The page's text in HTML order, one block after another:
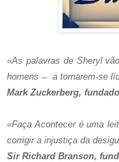
«As palavras de Sheryl
homens
a tornarem-se
Mark Zuckerberg,
«Faça Acontecer é uma
corrigir a injustiça da
Sir Richard Branson,